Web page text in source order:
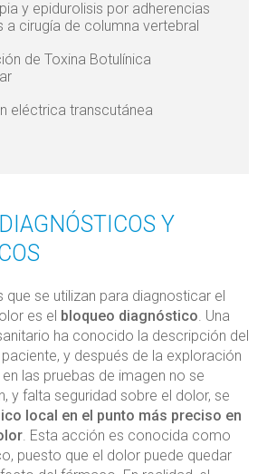
y epidurolisis por adherencias
a cirugía de columna vertebral
de Toxina Botulínica
eléctrica transcutánea
Y
que se utilizan para diagnosticar el
es el bloqueo diagnóstico. Una
ha conocido la descripción del
y después de la exploración
las pruebas de imagen no se
y falta seguridad sobre el dolor, se
local en el punto más preciso en
. Esta acción es conocida como
puesto que el dolor puede quedar